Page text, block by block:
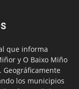
que informa
y O Baixo Miño
Geográficamente
los municipios